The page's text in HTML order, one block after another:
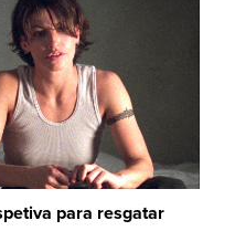
para resgatar